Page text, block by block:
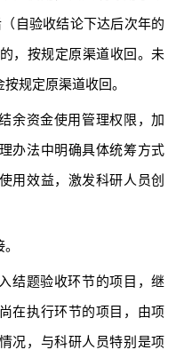
自验收结论下达后次年的
，按规定原渠道收回。未
规定原渠道收回。
余资金使用管理权限，加
办法中明确具体统筹方式
用效益，激发科研人员创
结题验收环节的项目，继
在执行环节的项目，由项
况，与科研人员特别是项